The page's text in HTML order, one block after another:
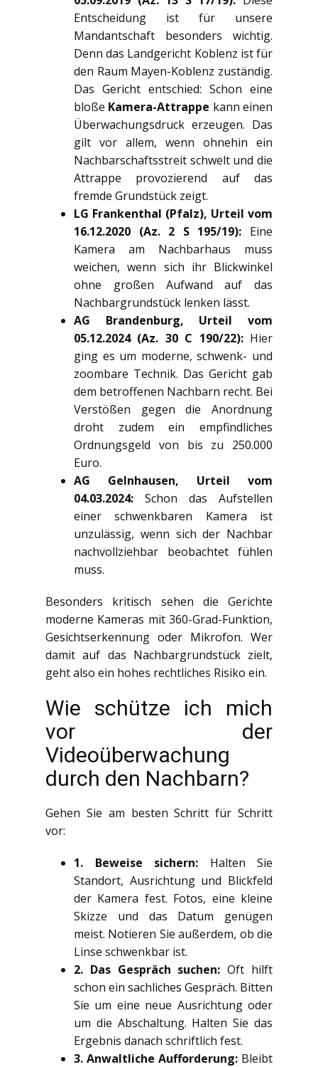
Entscheidung ist für unsere
Mandantschaft besonders wichtig.
Denn das Landgericht Koblenz ist für
den Raum Mayen-Koblenz zuständig.
Das Gericht entschied: Schon eine
bloße Kamera-Attrappe kann einen
Überwachungsdruck erzeugen. Das
gilt vor allem, wenn ohnehin ein
Nachbarschaftsstreit schwelt und die
Attrappe provozierend auf das
fremde Grundstück zeigt.
LG Frankenthal (Pfalz), Urteil vom
16.12.2020 (Az. 2 S 195/19): Eine
Kamera am Nachbarhaus muss
weichen, wenn sich ihr Blickwinkel
ohne großen Aufwand auf das
Nachbargrundstück lenken lässt.
AG Brandenburg, Urteil vom
05.12.2024 (Az. 30 C 190/22):Hier
ging es um moderne, schwenk- und
zoombare Technik. Das Gericht gab
dem betroffenen Nachbarn recht. Bei
Verstößen gegen die Anordnung
droht zudem ein empfindliches
Ordnungsgeld von bis zu 250.000
Euro.
AG Gelnhausen, Urteil vom
04.03.2024: Schon das Aufstellen
einer schwenkbaren Kamera ist
unzulässig, wenn sich der Nachbar
nachvollziehbar beobachtet fühlen
muss.
Besonders kritisch sehen die Gerichte
moderne Kameras mit 360-Grad-Funktion,
Gesichtserkennung oder Mikrofon. Wer
damit auf das Nachbargrundstück zielt,
geht also ein hohes rechtliches Risiko ein.
Wie schütze ich mich
vor der
Videoüberwachung
durch den Nachbarn?
Gehen Sie am besten Schritt für Schritt
vor:
1. Beweise sichern: Halten Sie
Standort, Ausrichtung und Blickfeld
der Kamera fest. Fotos, eine kleine
Skizze und das Datum genügen
meist. Notieren Sie außerdem, ob die
Linse schwenkbar ist.
2. Das Gespräch suchen: Oft hilft
schon ein sachliches Gespräch. Bitten
Sie um eine neue Ausrichtung oder
um die Abschaltung. Halten Sie das
Ergebnis danach schriftlich fest.
3. Anwaltliche Aufforderung: Bleibt